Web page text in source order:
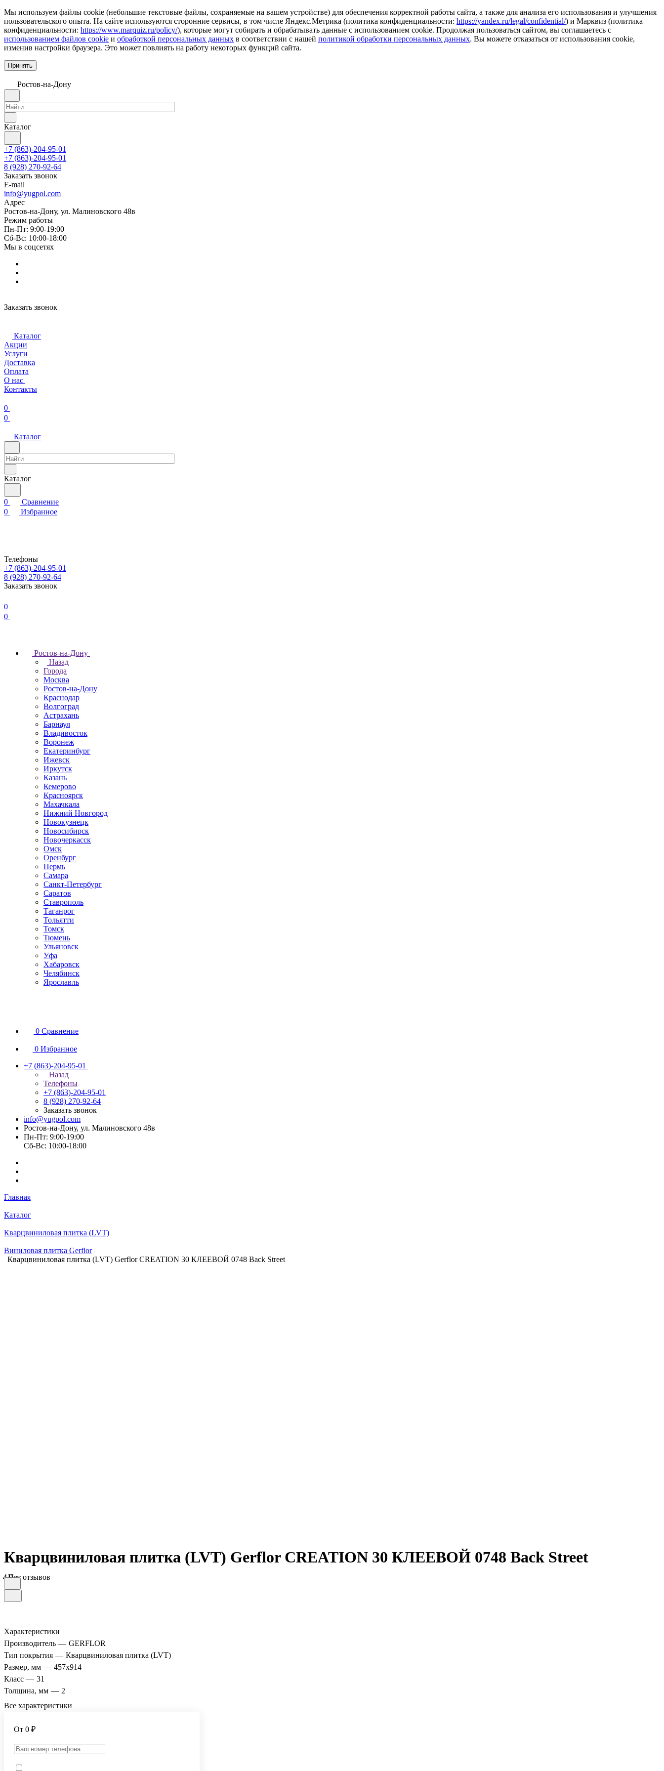
Мы используем файлы cookie (небольшие текстовые файлы, сохраняемые на вашем устройстве) для обеспечения корректной работы сайта, а также для анализа его использования и улучшения
пользовательского опыта. На сайте используются сторонние сервисы, в том числе Яндекс.Метрика (политика конфиденциальности: https://yandex.ru/legal/confidential/) и Марквиз (политика
конфиденциальности: https://www.marquiz.ru/policy/), которые могут собирать и обрабатывать данные с использованием cookie. Продолжая пользоваться сайтом, вы соглашаетесь с
использованием файлов cookie и обработкой персональных данных в соответствии с нашей политикой обработки персональных данных. Вы можете отказаться от использования cookie,
изменив настройки браузера. Это может повлиять на работу некоторых функций сайта.
Принять
Ростов-на-Дону
Каталог
+7 (863)-204-95-01
+7 (863)-204-95-01
8 (928) 270-92-64
Заказать звонок
E-mail
info@yugpol.com
Адрес
Ростов-на-Дону, ул. Малиновского 48в
Режим работы
Пн-Пт: 9:00-19:00
Cб-Вс: 10:00-18:00
Мы в соцсетях
Заказать звонок
Каталог
Акции
Услуги
Доставка
Оплата
О нас
Контакты
0
0
Каталог
Каталог
0
Сравнение
0
Избранное
Телефоны
+7 (863)-204-95-01
8 (928) 270-92-64
Заказать звонок
0
0
Ростов-на-Дону
Назад
Города
Москва
Ростов-на-Дону
Краснодар
Волгоград
Астрахань
Барнаул
Владивосток
Воронеж
Екатеринбург
Ижевск
Иркутск
Казань
Кемерово
Красноярск
Махачкала
Нижний Новгород
Новокузнецк
Новосибирск
Новочеркаcск
Омск
Оренбург
Пермь
Самара
Санкт-Петербург
Саратов
Ставрополь
Таганрог
Тольятти
Томск
Тюмень
Ульяновск
Уфа
Хабаровск
Челябинск
Ярославль
0 Сравнение
0 Избранное
+7 (863)-204-95-01
Назад
Телефоны
+7 (863)-204-95-01
8 (928) 270-92-64
Заказать звонок
info@yugpol.com
Ростов-на-Дону, ул. Малиновского 48в
Пн-Пт: 9:00-19:00
Cб-Вс: 10:00-18:00
Главная
Каталог
Кварцвиниловая плитка (LVT)
Виниловая плитка Gerflor
Кварцвиниловая плитка (LVT) Gerflor CREATION 30 КЛЕЕВОЙ 0748 Back Street
Кварцвиниловая плитка (LVT) Gerflor CREATION 30 КЛЕЕВОЙ 0748 Back Street
4.9Нет отзывов
Характеристики
Производитель — GERFLOR
Тип покрытия — Кварцвиниловая плитка (LVT)
Размер, мм — 457x914
Класс — 31
Толщина, мм — 2
Все характеристики
От 0 ₽